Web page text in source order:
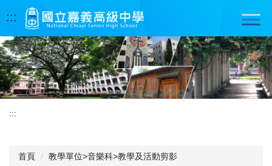
到
要
內
容
區
:::
:::
首頁 教學單位>音樂科>教學及活動剪影